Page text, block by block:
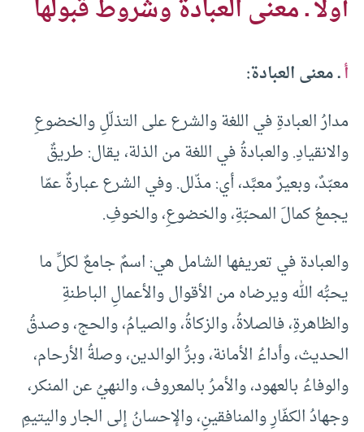
أولا ـ معنى العبادة وشروط قبولها
أـ معنى العبادة:
مدارُ العبادةِ في اللغة والشرع على التذلّلِ والخضوعِ
والانقيادِ. والعبادةُ في اللغة من الذلة، يقال: طريقٌ
معبّدٌ، وبعيرٌ معبَّد، أي: مذّلل. وفي الشرع عبارةٌ عمّا
يجمعُ كمالَ المحبّةِ، والخضوعِ، والخوفِ.
والعبادة في تعريفها الشامل هي: اسمٌ جامعٌ لكلِّ ما
يحبُّه الله ويرضاه من الأقوال والأعمالِ الباطنةِ
والظاهرةِ، فالصلاةُ، والزكاةُ، والصيامُ، والحج، وصدقُ
الحديث، وأداءُ الأمانة، وبرُّ الوالدين، وصلةُ الأرحام،
والوفاءُ بالعهود، والأمرُ بالمعروف، والنهيُ عن المنكر،
وجهادُ الكفّارِ والمنافقينِ، والإحسانُ إلى الجار واليتيمِ